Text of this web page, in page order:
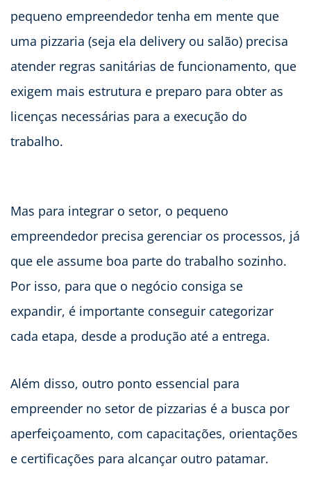
pequeno empreendedor tenha em mente que
uma pizzaria (seja ela delivery ou salão) precisa
atender regras sanitárias de funcionamento, que
exigem mais estrutura e preparo para obter as
licenças necessárias para a execução do
trabalho.
Mas para integrar o setor, o pequeno
empreendedor precisa gerenciar os processos, já
que ele assume boa parte do trabalho sozinho.
Por isso, para que o negócio consiga se
expandir, é importante conseguir categorizar
cada etapa, desde a produção até a entrega.
Além disso, outro ponto essencial para
empreender no setor de pizzarias é a busca por
aperfeiçoamento, com capacitações, orientações
e certificações para alcançar outro patamar.